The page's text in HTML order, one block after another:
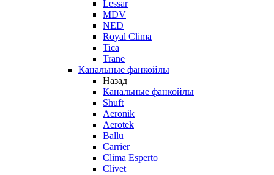
Lessar
MDV
NED
Royal Clima
Tica
Trane
Канальные фанкойлы
Назад
Канальные фанкойлы
Shuft
Aeronik
Aerotek
Ballu
Carrier
Clima Esperto
Clivet